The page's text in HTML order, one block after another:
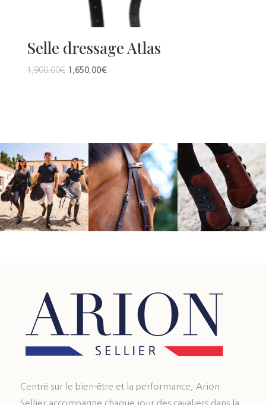
Selle dressage Atlas
1,900.00€ 1,650.00€
Centré sur le bien-être et la performance, Arion
Sellier accompagne chaque jour des cavaliers dans la